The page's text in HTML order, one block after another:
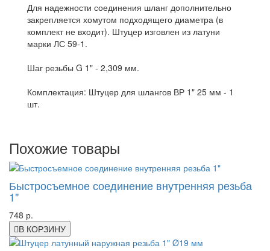
Для надежности соединения шланг дополнительно
закрепляется хомутом подходящего диаметра (в
комплект не входит). Штуцер изговлен из латуни
марки ЛС 59-1.
Шаг резьбы G 1" - 2,309 мм.
Комплектация: Штуцер для шлангов ВР 1" 25 мм - 1
шт.
Похожие товары
Быстросъемное соединение внутренняя резьба
1"
748 р.
В КОРЗИНУ